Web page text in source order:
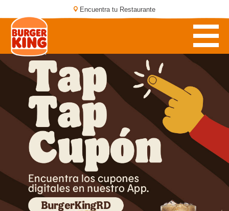
Encuentra tu Restaurante